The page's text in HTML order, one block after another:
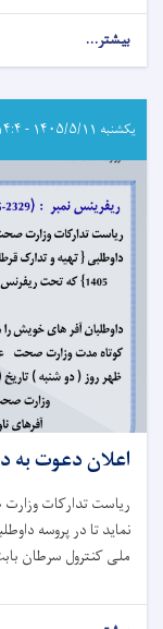
بیشتر...
اعلان
به
داوطلبی!
یکشنبه ۱۴۰۵/۵/۱۱ - ۱۴:۴
اعلان دعوت به
ریاست تدارکات
نماید تا در پروسه
ملی کنترول سرطان بابت سال